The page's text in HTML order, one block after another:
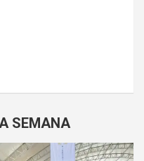
SEMANA